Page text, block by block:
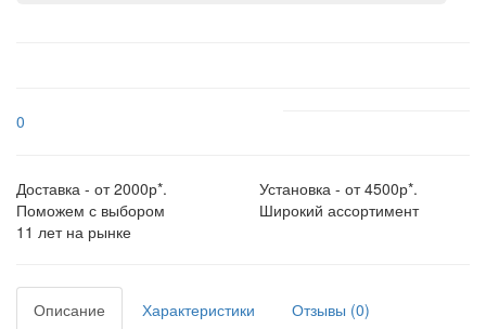
0
Доставка - от 2000р*.
Установка - от 4500р*.
Поможем с выбором
Широкий ассортимент
11 лет на рынке
Описание Характеристики Отзывы (0)